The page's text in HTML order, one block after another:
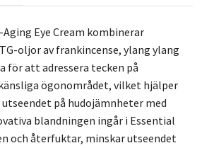
Aging Eye Cream kombinerar
oljor av frankincense, ylang ylang
för att adressera tecken på
ögonområdet, vilket hjälper
på hudojämnheter med
blandningen ingår i Essential
och återfuktar, minskar utseendet